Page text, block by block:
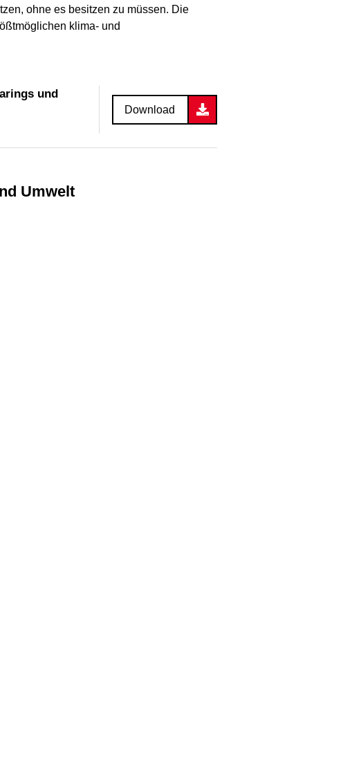
ohne es besitzen zu müssen. Die
klima- und
und
Download
Umwelt